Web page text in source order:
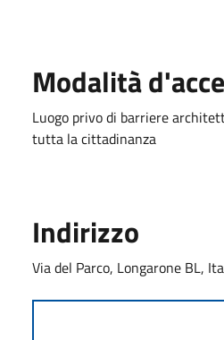
Modalità
Luogo privo di barriere
tutta la cittadinanza
Indirizzo
Via del Parco, Longarone BL,